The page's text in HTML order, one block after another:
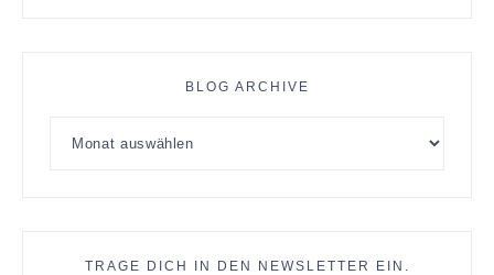
BLOG ARCHIVE
TRAGE DICH IN DEN NEWSLETTER EIN.